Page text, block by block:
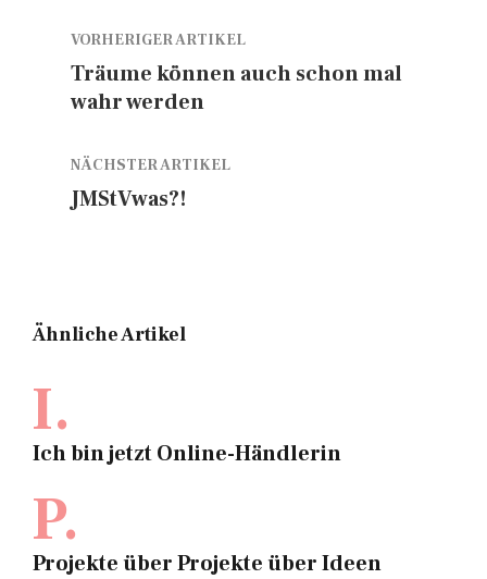
VORHERIGER ARTIKEL
Träume können auch schon mal
wahr werden
NÄCHSTER ARTIKEL
JMStVwas?!
Ähnliche Artikel
I.
Ich bin jetzt Online-Händlerin
P.
Projekte über Projekte über Ideen